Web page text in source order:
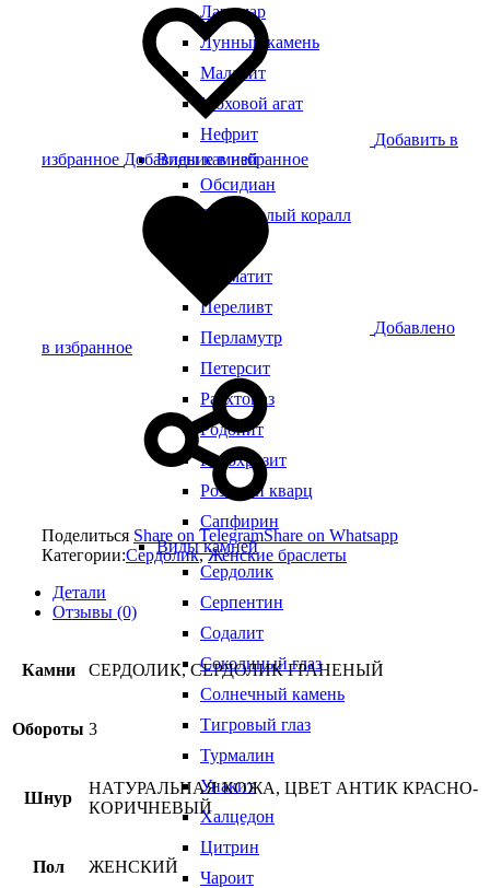
Ларимар
Лунный камень
Малахит
Моховой агат
Нефрит
Виды камней
Обсидиан
Окаменелый коралл
Пегматит
Переливт
Перламутр
Петерсит
Раухтопаз
Родонит
Родохрозит
Розовый кварц
Сапфирин
Виды камней
Сердолик
Серпентин
Содалит
Соколиный глаз
Солнечный камень
Тигровый глаз
Турмалин
Унакит
Халцедон
Цитрин
Чароит
Добавить в
избранное Добавление в избранное
Добавлено
в избранное
Поделиться Share on TelegramShare on Whatsapp
Категории:Сердолик,Женские браслеты
Детали
Отзывы (0)
Камни СЕРДОЛИК, СЕРДОЛИК ГРАНЕНЫЙ
Обороты 3
Шнур
НАТУРАЛЬНАЯ КОЖА, ЦВЕТ АНТИК КРАСНО-
КОРИЧНЕВЫЙ
Пол ЖЕНСКИЙ